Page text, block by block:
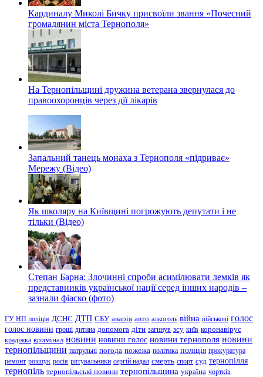
Кардиналу Миколі Бичку присвоїли звання «Почесний
громадянин міста Тернополя»
На Тернопільщині дружина ветерана звернулася до
правоохоронців через дії лікарів
Запальний танець монаха з Тернополя «підриває»
Мережу (Відео)
Як школяру на Київщині погрожують депутати і не
тільки (Відео)
Степан Барна: Злочинні спроби асимілювати лемків як
представників української нації серед інших народів –
зазнали фіаско (фото)
ГУ НП поліція ДСНС ДТП СБУ аварія авто алкоголь війна військові голос
голос новини гроші дитина допомога діти загинув зсу київ коронавірус
крадіжка кримінал новини новини голос новини тернополя новини
тернопільщини патрульні погода пожежа політика поліція прокуратура
ремонт розшук росія рятувальники сергій надал смерть спорт суд тернопілля
тернопіль тернопільські новини тернопільщина україна чортків